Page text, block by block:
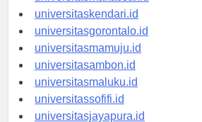
universitasmakassar.id
universitaskendari.id
universitasgorontalo.id
universitasmamuju.id
universitasambon.id
universitasmaluku.id
universitassofifi.id